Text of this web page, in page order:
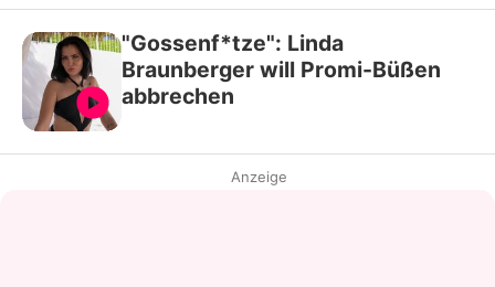
"Gossenf*tze": Linda
Braunberger will Promi-Büßen
abbrechen
Anzeige